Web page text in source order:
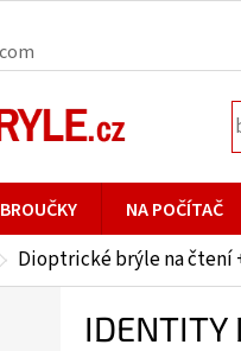
NA POČÍTAČ
Dioptrické brýle na čtení